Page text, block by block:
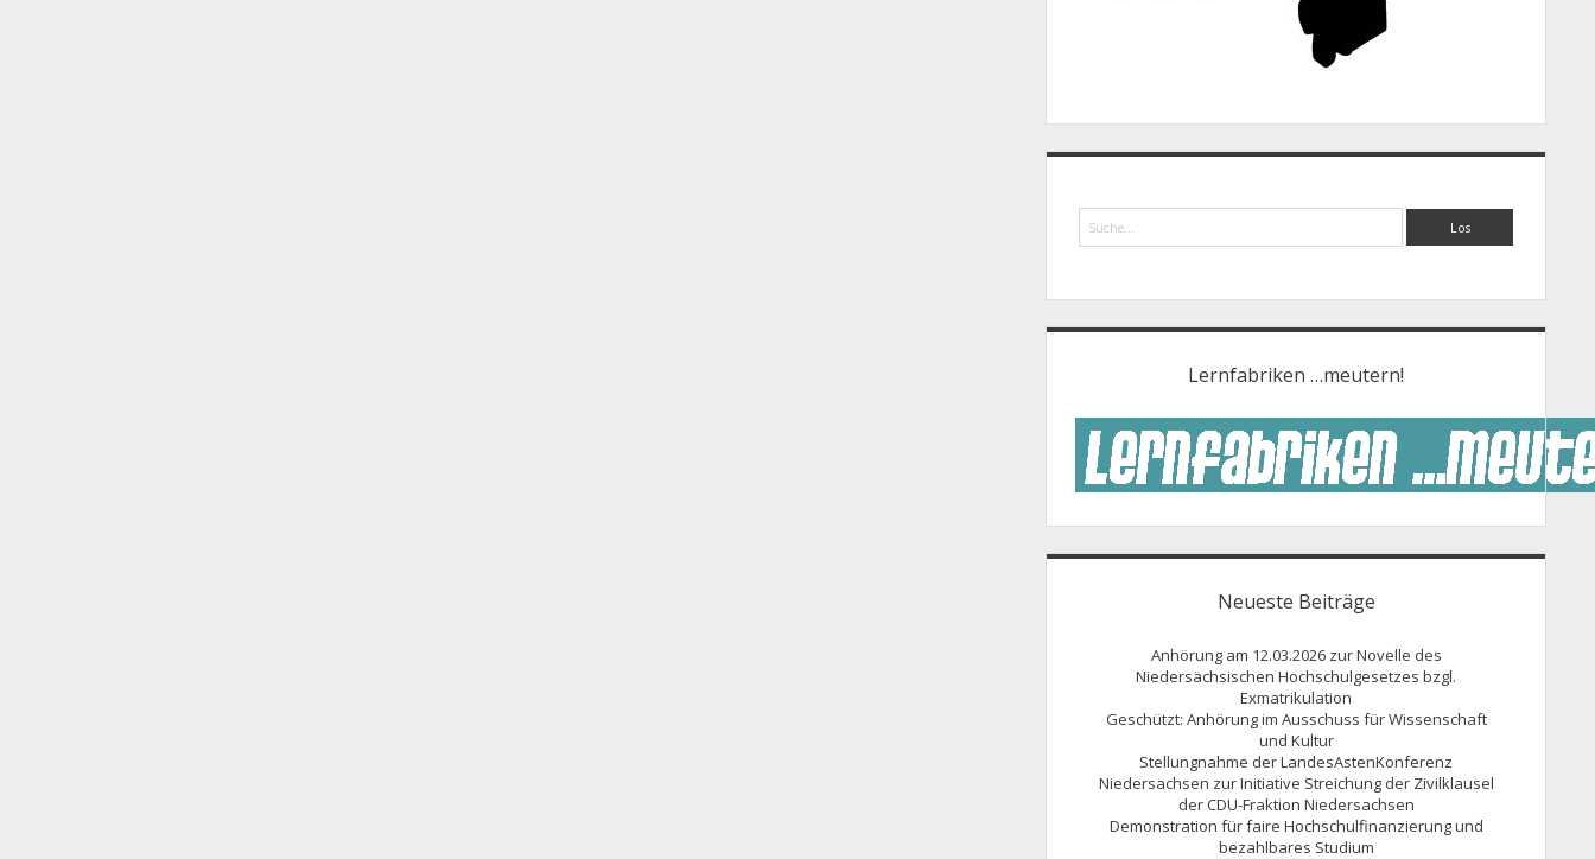
Lernfabriken …meutern!
Neueste Beiträge
Anhörung am 12.03.2026 zur Novelle des
Niedersächsischen Hochschulgesetzes bzgl.
Exmatrikulation
Geschützt: Anhörung im Ausschuss für Wissenschaft
und Kultur
Stellungnahme der LandesAstenKonferenz
Niedersachsen zur Initiative Streichung der Zivilklausel
der CDU-Fraktion Niedersachsen
Demonstration für faire Hochschulfinanzierung und
bezahlbares Studium